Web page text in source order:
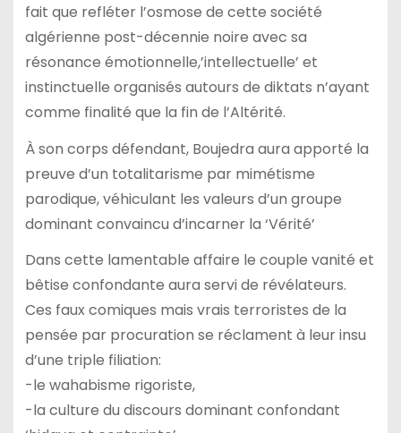
fait que refléter l’osmose de cette société
algérienne post-décennie noire avec sa
résonance émotionnelle,’intellectuelle’ et
instinctuelle organisés autours de diktats n’ayant
comme finalité que la fin de l’Altérité.
À son corps défendant, Boujedra aura apporté la
preuve d’un totalitarisme par mimétisme
parodique, véhiculant les valeurs d’un groupe
dominant convaincu d’incarner la ‘Vérité’
Dans cette lamentable affaire le couple vanité et
bêtise confondante aura servi de révélateurs.
Ces faux comiques mais vrais terroristes de la
pensée par procuration se réclament à leur insu
d’une triple filiation:
-le wahabisme rigoriste,
-la culture du discours dominant confondant